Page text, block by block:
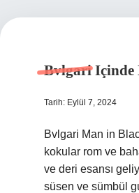
Bvlgari Içinde
Tarih: Eylül 7, 2024
Bvlgari Man in
kokular rom ve
ve deri esansı
süsen ve sümbül